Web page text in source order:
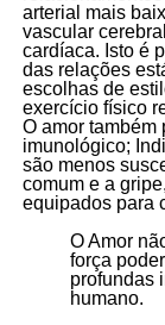
arterial mais
vascular
cardíaca. Isto é
das relações
escolhas de
exercício físico
O amor também
imunológico;
são menos
comum e a
equipados para
O Amor
força
profundas
humano.